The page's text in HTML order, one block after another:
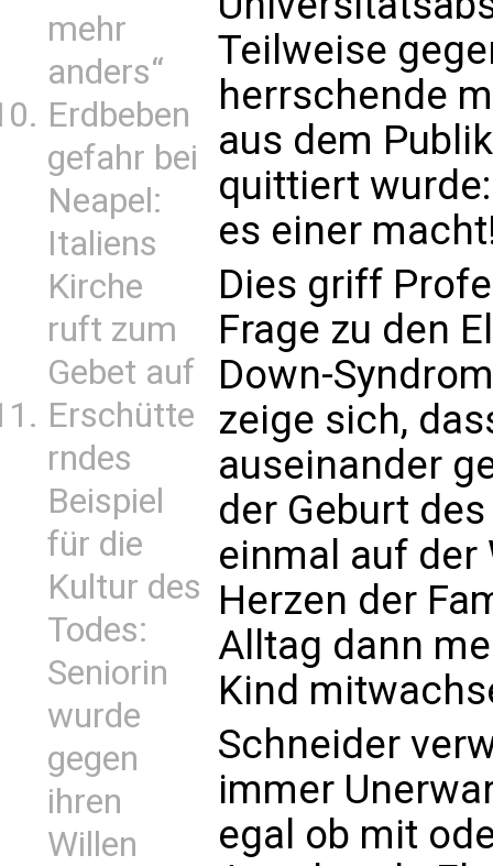
mehr
anders“
Erdbeben
gefahr bei
Neapel:
Italiens
Kirche
ruft zum
Gebet auf
Erschütte
rndes
Beispiel
für die
Kultur des
Todes:
Seniorin
wurde
gegen
ihren
Willen
Teilweise
herrschende
aus dem
quittiert wurde:
es einer
Dies griff
Frage zu den
Down-
zeige sich,
auseinander
der Geburt
einmal auf der
Herzen der
Alltag dann
Kind
Schneider
immer
egal ob mit